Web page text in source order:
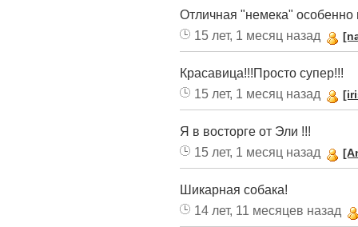
Отличная "немека" особенно
15 лет, 1 месяц назад
Красавица!!!Просто супер!!!
15 лет, 1 месяц назад
Я в восторге от Эли !!!
15 лет, 1 месяц назад
Шикарная собака!
14 лет, 11 месяцев назад